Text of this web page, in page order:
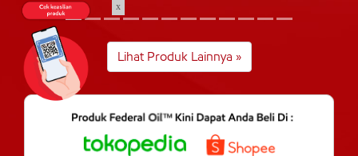
Lihat Produk Lainnya »
x